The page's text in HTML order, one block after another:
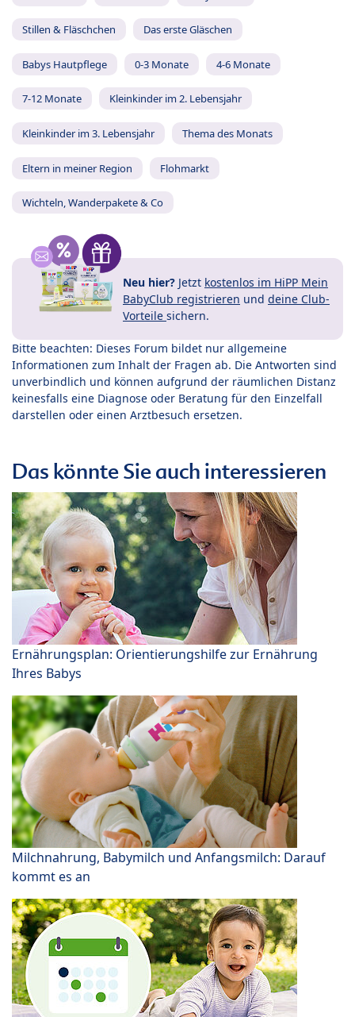
Stillen & Fläschchen Das erste Gläschen
Babys Hautpflege 0-3 Monate 4-6 Monate
7-12 Monate Kleinkinder im 2. Lebensjahr
Kleinkinder im 3. Lebensjahr Thema des Monats
Eltern in meiner Region Flohmarkt
Wichteln, Wanderpakete & Co
Neu hier? Jetzt kostenlos im HiPP Mein
BabyClub registrieren und deine Club-
Vorteile sichern.
Bitte beachten: Dieses Forum bildet nur allgemeine
Informationen zum Inhalt der Fragen ab. Die Antworten sind
unverbindlich und können aufgrund der räumlichen Distanz
keinesfalls eine Diagnose oder Beratung für den Einzelfall
darstellen oder einen Arztbesuch ersetzen.
Das könnte Sie auch interessieren
Ernährungsplan: Orientierungshilfe zur Ernährung
Ihres Babys
Milchnahrung, Babymilch und Anfangsmilch: Darauf
kommt es an